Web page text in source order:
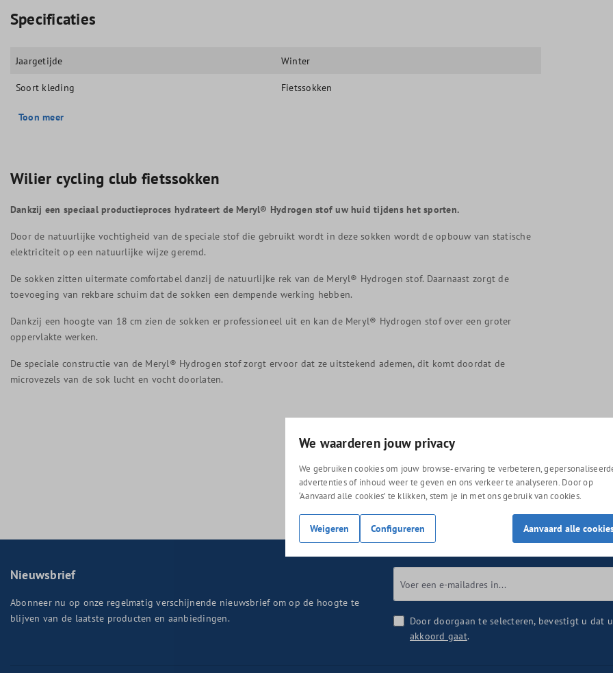
Specificaties
Jaargetijde Winter
Soort kleding Fietssokken
Toon meer
Wilier cycling club fietssokken
Dankzij een speciaal productieproces hydrateert de Meryl® Hydrogen stof uw huid tijdens het sporten.
Door de natuurlijke vochtigheid van de speciale stof die gebruikt wordt in deze sokken wordt de opbouw van statische
elektriciteit op een natuurlijke wijze geremd.
De sokken zitten uitermate comfortabel danzij de natuurlijke rek van de Meryl® Hydrogen stof. Daarnaast zorgt de
toevoeging van rekbare schuim dat de sokken een dempende werking hebben.
Dankzij een hoogte van 18 cm zien de sokken er professioneel uit en kan de Meryl® Hydrogen stof over een groter
oppervlakte werken.
De speciale constructie van de Meryl® Hydrogen stof zorgt ervoor dat ze uitstekend ademen, dit komt doordat de
microvezels van de sok lucht en vocht doorlaten.
Nieuwsbrief
Abonneer nu op onze regelmatig verschijnende nieuwsbrief om op de hoogte te
blijven van de laatste producten en aanbiedingen.
Door doorgaan te selecteren, bevestigt u dat
akkoord gaat.
We waarderen jouw privacy
We gebruiken cookies om jouw browse-ervaring te verbeteren,
advertenties of inhoud weer te geven en ons verkeer te analyseren. Door op
‘Aanvaard alle cookies’ te klikken, stem je in met ons gebruik van cookies.
Weigeren Configureren Aanvaard alle